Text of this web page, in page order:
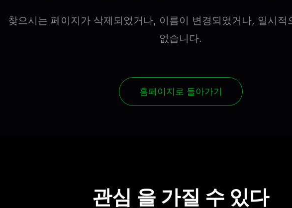
찾으시는 페이지가 삭제되었거나, 이름이 변경되었거나, 일시적
없습니다.
홈페이지로 돌아가기
관심 을 가질 수 있다